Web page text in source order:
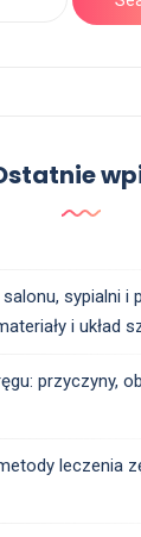
sypialni i
i układ
przyczyny,
leczenia